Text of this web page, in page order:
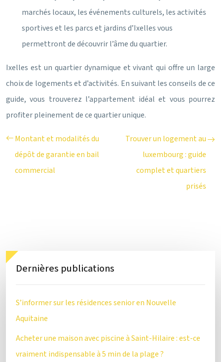
marchés locaux, les événements culturels, les activités
sportives et les parcs et jardins d’Ixelles vous
permettront de découvrir l’âme du quartier.
Ixelles est un quartier dynamique et vivant qui offre un large
choix de logements et d’activités. En suivant les conseils de ce
guide, vous trouverez l’appartement idéal et vous pourrez
profiter pleinement de ce quartier unique.
Montant et modalités du
dépôt de garantie en bail
commercial
Trouver un logement au
luxembourg : guide
complet et quartiers
prisés
Dernières publications
S’informer sur les résidences senior en Nouvelle
Aquitaine
Acheter une maison avec piscine à Saint-Hilaire : est-ce
vraiment indispensable à 5 min de la plage ?